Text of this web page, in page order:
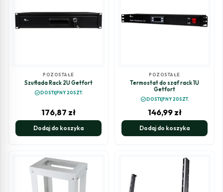
POZOSTAŁE
Szuflada Rack 2U Getfort
check_circleDOSTĘPNY 20SZT.
176,87 zł
Dodaj do koszyka
POZOSTAŁE
Termostat do szaf rack 1U
Getfort
check_circleDOSTĘPNY 20SZT.
146,99 zł
Dodaj do koszyka